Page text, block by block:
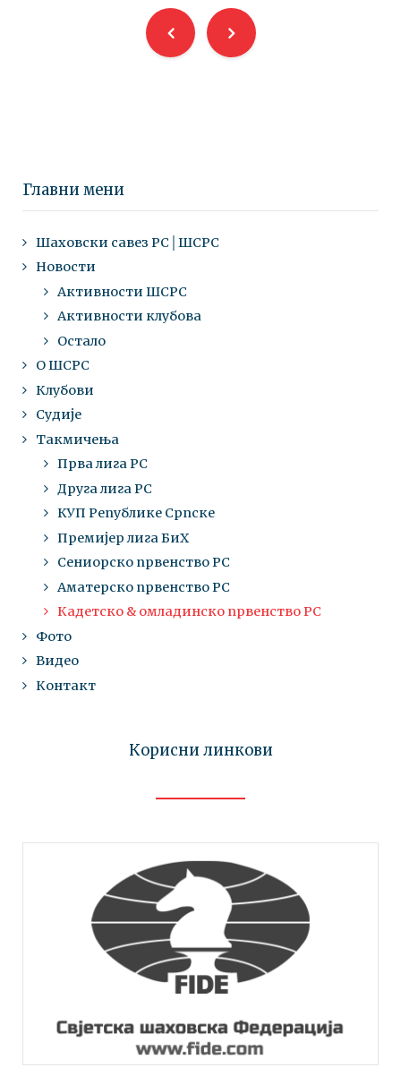
Главни мени
Шаховски савез РС│ШСРС
Новости
Активности ШСРС
Активности клубова
Остало
О ШСРС
Клубови
Судије
Такмичења
Прва лига РС
Друга лига РС
КУП Републике Српске
Премијер лига БиХ
Сениорско првенство РС
Аматерско првенство РС
Кадетско & омладинско првенство РС
Фото
Видео
Контакт
Корисни линкови